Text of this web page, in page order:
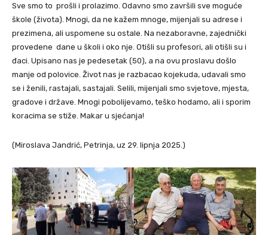
Sve smo to prošli i prolazimo. Odavno smo završili sve moguće
škole (života). Mnogi, da ne kažem mnoge, mijenjali su adrese i
prezimena, ali uspomene su ostale. Na nezaboravne, zajednički
provedene dane u školi i oko nje. Otišli su profesori, ali otišli su i
đaci. Upisano nas je pedesetak (50), a na ovu proslavu došlo
manje od polovice. Život nas je razbacao kojekuda, udavali smo
se i ženili, rastajali, sastajali. Selili, mijenjali smo svjetove, mjesta,
gradove i države. Mnogi pobolijevamo, teško hodamo, ali i sporim
koracima se stiže. Makar u sjećanja!
(Miroslava Jandrić, Petrinja, uz 29. lipnja 2025.)